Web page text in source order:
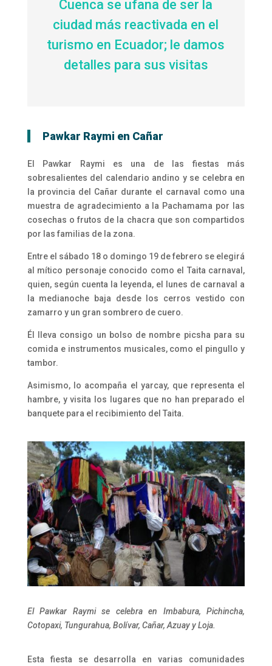
Cuenca se ufana de ser la
ciudad más reactivada en el
turismo en Ecuador; le damos
detalles para sus visitas
Pawkar Raymi en Cañar
El Pawkar Raymi es una de las fiestas más
sobresalientes del calendario andino y se celebra en
la provincia del Cañar durante el carnaval como una
muestra de agradecimiento a la Pachamama por las
cosechas o frutos de la chacra que son compartidos
por las familias de la zona.
Entre el sábado 18 o domingo 19 de febrero se elegirá
al mítico personaje conocido como el Taita carnaval,
quien, según cuenta la leyenda, el lunes de carnaval a
la medianoche baja desde los cerros vestido con
zamarro y un gran sombrero de cuero.
Él lleva consigo un bolso de nombre picsha para su
comida e instrumentos musicales, como el pingullo y
tambor.
Asimismo, lo acompaña el yarcay, que representa el
hambre, y visita los lugares que no han preparado el
banquete para el recibimiento del Taita.
El Pawkar Raymi se celebra en Imbabura, Pichincha,
Cotopaxi, Tungurahua, Bolívar, Cañar, Azuay y Loja.
Esta fiesta se desarrolla en varias comunidades